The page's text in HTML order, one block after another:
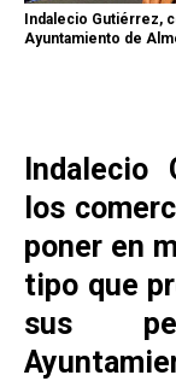
Indalecio Gutiérrez,
Ayuntamiento de
Indalecio
los
poner en
tipo que
sus